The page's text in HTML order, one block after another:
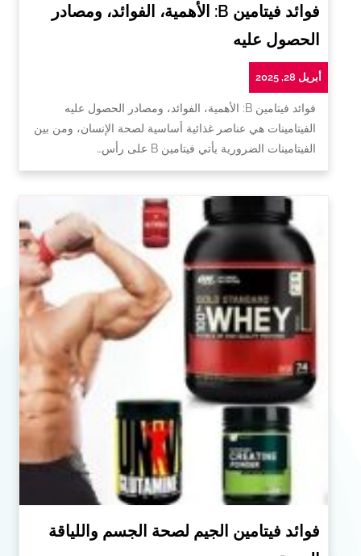
فوائد فيتامين B: الأهمية، الفوائد، ومصادر
الحصول عليه
أبريل 28, 2025
فوائد فيتامين B: الأهمية، الفوائد، ومصادر الحصول عليه
الفيتامينات هي عناصر غذائية أساسية لصحة الإنسان، ومن بين
الفيتامينات الضرورية يأتي فيتامين B على رأس…
فوائد فيتامين الجيم لصحة الجسم واللياقة